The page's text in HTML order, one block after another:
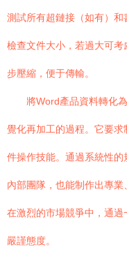
測試所有超鏈接（如有）和
檢查文件大小，若過大可考
步壓縮，便于傳輸。
將Word產品資料轉化
覺化再加工的過程。它要
件操作技能。通過系統性
內部團隊，也能制作出專
在激烈的市場競爭中，通
嚴謹態度。